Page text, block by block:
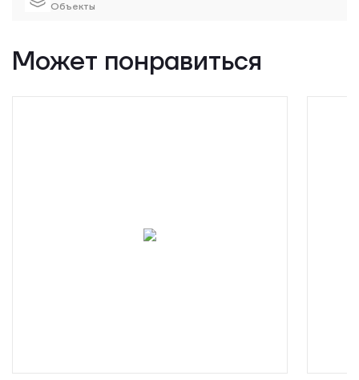
Объекты
Может понравиться